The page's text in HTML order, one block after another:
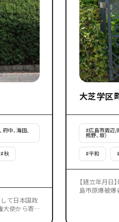
中、海田、
#秋
て日本国政
大使から寄
大芝学区
#広島市周辺/
熊野、坂）
#平和
【建立年月日
島市原爆被爆